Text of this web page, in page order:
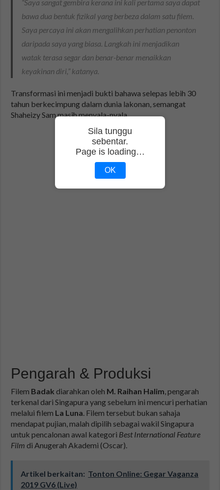
“Saya sangat gembira kerana ini kali pertama saya dapat
bawa dua bentuk fizikal yang berbeza dalam satu filem.
Saya percaya ini akan mengalihkan perhatian penonton
daripada saya yang biasa. Langkah ini menjadikan
watak terasa segar dan benar-benar menaikkan
keyakinan diri,” katanya.
Transformasi ini menjadi bukti bahawa selepas lebih 30
tahun berkecimpung dalam dunia lakonan, semangat
Shaheizy Sam masih menyala-nyala.
Pengarah & Produksi
Filem Badak diarahkan oleh M. Raihan Halim, pengarah
terkenal dari Singapura yang sebelum ini mencuri perhatian
melalui filem La Luna. Filem tersebut bukan sahaja
mendapat pujian, malah dipilih sebagai wakil Singapura
untuk pencalonan awal kategori Best International Feature
Film di Anugerah Akademi (Oscar).
Artikel berkaitan: Tonton Online: Gegar Vaganza
2019 GV6 (Live)
Sila tunggu
sebentar.
Page is loading…
OK